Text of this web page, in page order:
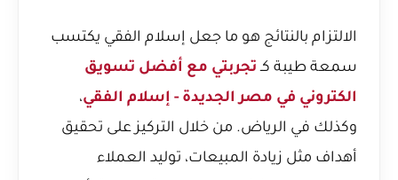
الالتزام بالنتائج هو ما جعل إسلام الفقي يكتسب
سمعة طيبة كـ تجربتي مع أفضل تسويق
الكتروني في مصر الجديدة - إسلام الفقي،
وكذلك في الرياض. من خلال التركيز على تحقيق
أهداف مثل زيادة المبيعات، توليد العملاء